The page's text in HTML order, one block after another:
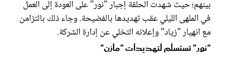
بينهم؛ حيث شهدت الحلقة إجبار "نور" على العودة إلى العمل
في الملهى الليلي عقب تهديدها بالفضيحة. وجاء ذلك بالتزامن
مع انهيار "زياد" وإعلانه التخلي عن إدارة الشركة.
"نور" تستسلم لتهديدات "مازن"
غلاف رفمي